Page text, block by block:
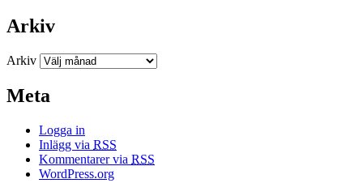
Arkiv
Arkiv
Meta
Logga in
Inlägg via RSS
Kommentarer via RSS
WordPress.org